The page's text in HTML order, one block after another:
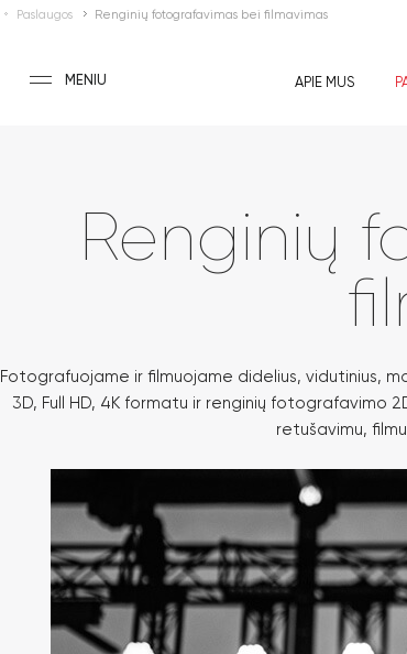
Paslaugos Renginių fotografavimas bei filmavimas
MENIU APIE MUS
Renginių
Fotografuojame ir filmuojame didelius, vidutinius,
3D, Full HD, 4K formatu ir renginių fotografavimo
retušavimu,